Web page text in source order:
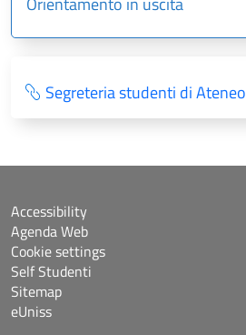
Segreteria studenti di Ateneo
Accessibility
Agenda Web
Cookie settings
Self Studenti
Sitemap
eUniss